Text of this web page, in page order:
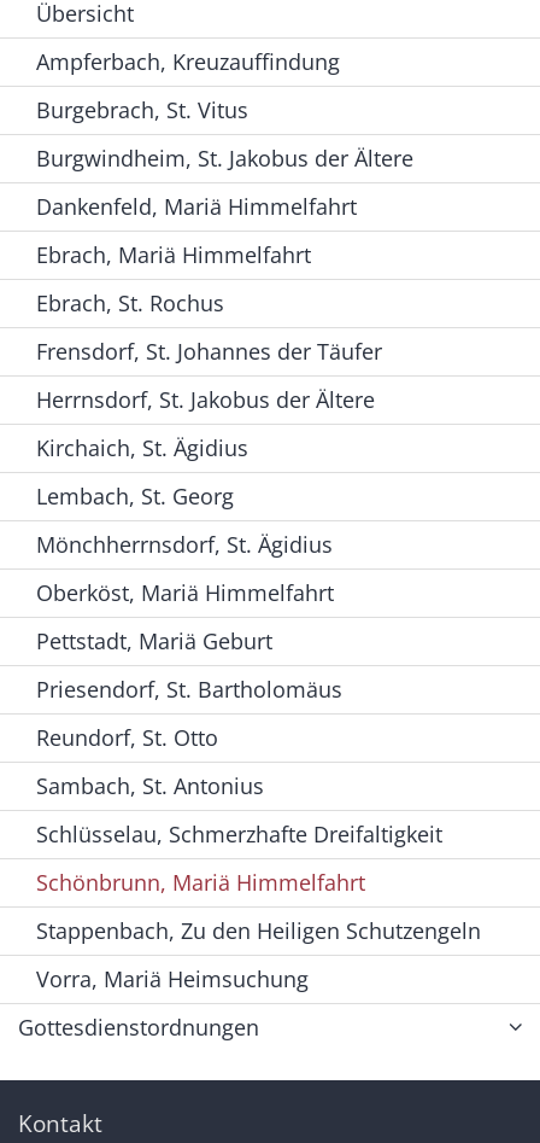
Übersicht
Ampferbach, Kreuzauffindung
Burgebrach, St. Vitus
Burgwindheim, St. Jakobus der Ältere
Dankenfeld, Mariä Himmelfahrt
Ebrach, Mariä Himmelfahrt
Ebrach, St. Rochus
Frensdorf, St. Johannes der Täufer
Herrnsdorf, St. Jakobus der Ältere
Kirchaich, St. Ägidius
Lembach, St. Georg
Mönchherrnsdorf, St. Ägidius
Oberköst, Mariä Himmelfahrt
Pettstadt, Mariä Geburt
Priesendorf, St. Bartholomäus
Reundorf, St. Otto
Sambach, St. Antonius
Schlüsselau, Schmerzhafte Dreifaltigkeit
Schönbrunn, Mariä Himmelfahrt
Stappenbach, Zu den Heiligen Schutzengeln
Vorra, Mariä Heimsuchung
Gottesdienstordnungen
Kontakt